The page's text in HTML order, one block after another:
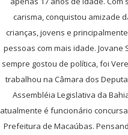
carisma, conquistou amizade
crianças, jovens e
pessoas com mais idade. Jovane
sempre gostou de política, foi
trabalhou na Câmara dos
Assembléia Legislativa da
atualmente é funcionário
Prefeitura de Macaúbas.